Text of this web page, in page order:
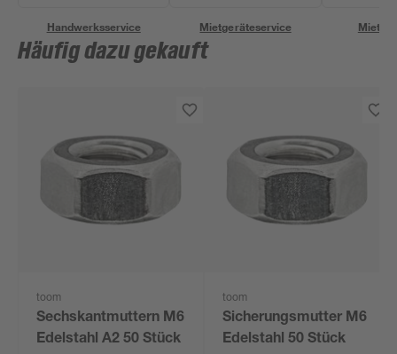
Handwerksservice Mietgeräteservice
Häufig dazu gekauft
toom
Sechskantmuttern M6
Edelstahl A2 50 Stück
toom
Sicherungsmutter M6
Edelstahl 50 Stück